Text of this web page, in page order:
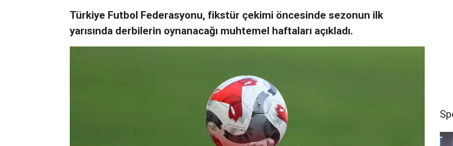
Türkiye Futbol Federasyonu, fikstür çekimi öncesinde sezonun ilk
yarısında derbilerin oynanacağı muhtemel haftaları açıkladı.